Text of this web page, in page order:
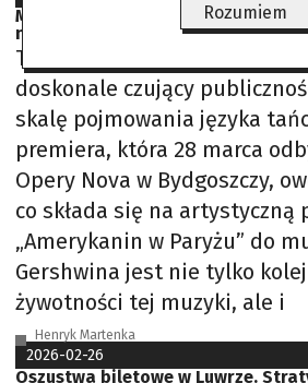
Miłość, Montmartre i Gershwin.
niebiem
Twórca poszukujący, łączący
doskonale czujący
skalę pojmowania języka
premiera, która 28 marca
Opery Nova w Bydgoszczy,
co składa się na artystyczną
„Amerykanin w Paryżu” do
Gershwina jest nie tylko
żywotności tej muzyki, ale i
Henryk Martenka
2026-02-26
Oszustwa biletowe w Luwrze.
Rozumiem